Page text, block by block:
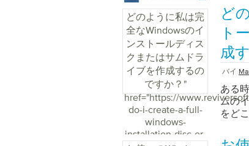
る」
継続
転送
のコ
いる
す。
続け
みの
ださ
す。
加し
値が
ムを
ませ
これ
す。
メモ
りま
ンプ
ト/ペ
バを
かそ
ンピ
す。
小さ
うこ
なド
をス
に役
いの
くだ
す
とを
すべ
タス
開い
これ
す。
ムを
ら、
スタ
クリ
PCを
ラム
PC
にリ
択し
ない
の工
PCの
コン
る前
スト
どのように私は完
全なWindowsのイ
ンストールディス
クまたはサムドラ
イブを作成するの
ですか？ "
href="https://
do-i-create-a-full-
windows-
installation-disc-or-
ど
ト
成
バイ
ある
ムの
をど
他の